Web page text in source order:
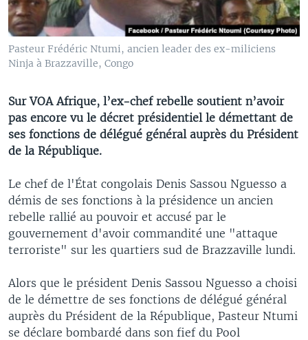
Pasteur Frédéric Ntumi, ancien leader des ex-miliciens
Ninja à Brazzaville, Congo
Sur VOA Afrique, l’ex-chef rebelle soutient n’avoir
pas encore vu le décret présidentiel le démettant de
ses fonctions de délégué général auprès du Président
de la République.
Le chef de l'État congolais Denis Sassou Nguesso a
démis de ses fonctions à la présidence un ancien
rebelle rallié au pouvoir et accusé par le
gouvernement d'avoir commandité une "attaque
terroriste" sur les quartiers sud de Brazzaville lundi.
Alors que le président Denis Sassou Nguesso a choisi
de le démettre de ses fonctions de délégué général
auprès du Président de la République, Pasteur Ntumi
se déclare bombardé dans son fief du Pool